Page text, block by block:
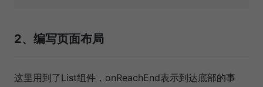
2、编写页面布局
这里用到了List组件，onReachEnd表示到达底部的事